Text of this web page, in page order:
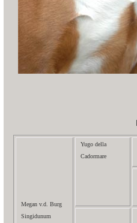
Megan v.d. Burg
Singidunum
Yugo della
Cadormare